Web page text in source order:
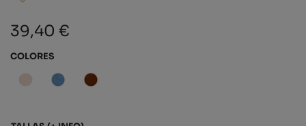
39,40 €
COLORES